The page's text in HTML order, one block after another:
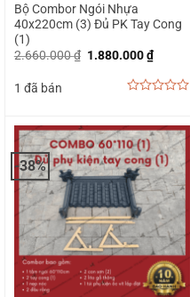
Bộ Combor Ngói Nhựa
40x220cm (3) Đủ PK Tay Cong
(1)
2.660.000₫ Giá
2.660.000 ₫.
1.880.000₫Giá
hiện
tại
là:
1 đã bán
of
5
-38%